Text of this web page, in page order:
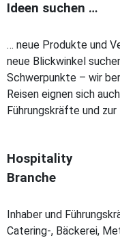
Ideen suchen …
… neue Produkte und
neue Blickwinkel
Schwerpunkte – wir
Reisen eignen sich
Führungskräfte und
Hospitality
Branche
Inhaber und
Catering-, Bäckerei,